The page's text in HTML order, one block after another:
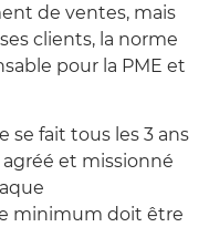
de ventes, mais
clients, la norme
pour la PME et
se fait tous les 3 ans
et missionné
minimum doit être